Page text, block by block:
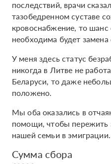
последствий, врачи
тазобедренном суставе
кровоснабжение, то шанс
необходима будет замена
У меня здесь статус
никогда в Литве не
Беларуси, то даже
положено.
Мы оба оказались в
помощи, чтобы пережить
нашей семьи в эмиграции.
Сумма сбора